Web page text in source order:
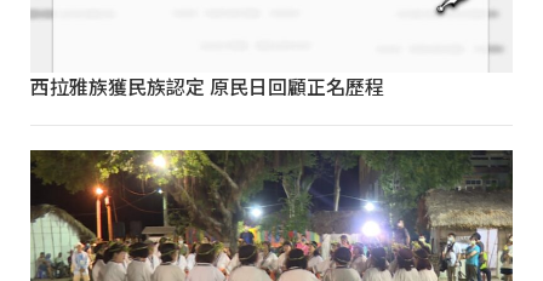
西拉雅族獲民族認定 原民日回顧正名歷程